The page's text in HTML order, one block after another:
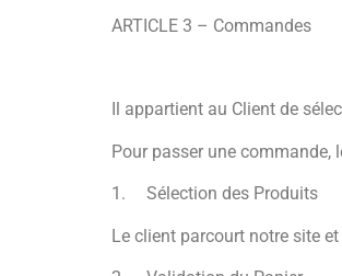
ARTICLE 3 – Commandes
Il appartient au Client de
Pour passer une commande,
1. Sélection des Produits
Le client parcourt notre site